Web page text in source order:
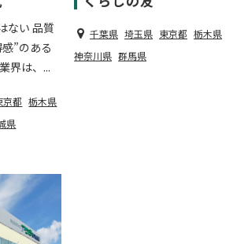
ない 品質
”のある
界は、...
京都 栃木県
県
千葉県 埼玉県 東京都 栃木県
神奈川県 群馬県